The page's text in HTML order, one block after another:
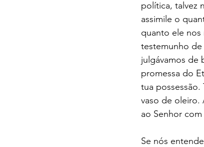
política, talvez
assimile o
quanto ele nos
testemunho
julgávamos de
promessa do
tua possessão.
vaso de oleiro.
ao Senhor
Se nós